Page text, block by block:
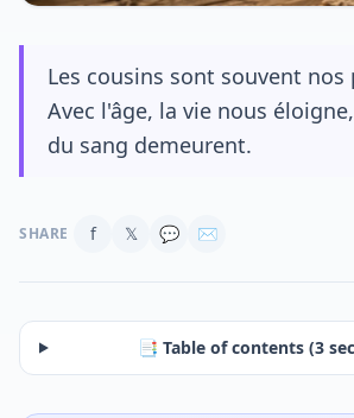
Les cousins sont souvent nos
Avec l'âge, la vie nous
du sang demeurent.
SHARE f 𝕏 💬 ✉
📑 Table of contents (3